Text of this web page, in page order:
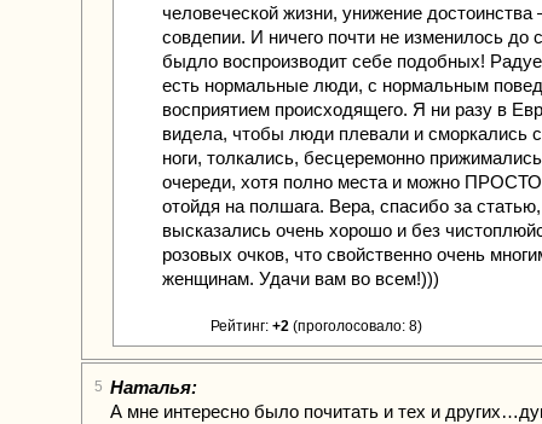
человеческой жизни, унижение
совдепии. И ничего почти не изменилось до
быдло воспроизводит себе подобных!
есть нормальные люди, с нормальным
восприятием происходящего. Я ни разу в
видела, чтобы люди плевали и сморкались
ноги, толкались, бесцеремонно
очереди, хотя полно места и можно
отойдя на полшага. Вера, спасибо за статью,
высказались очень хорошо и без
розовых очков, что свойственно очень
женщинам. Удачи вам во всем!)))
Рейтинг: +2 (проголосовало: 8)
5 Наталья:
А мне интересно было почитать и тех и